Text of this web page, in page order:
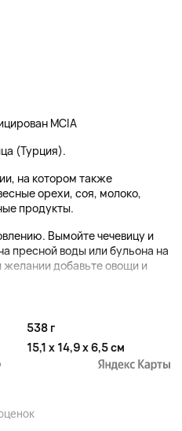
MCIA
(Турция).
на котором также
орехи, соя, молоко,
продукты.
Вымойте чечевицу и
пресной воды или бульона на
добавьте овощи и
538 г
15,1 x 14,9 x 6,5 см